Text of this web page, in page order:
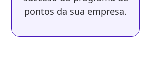
pontos da sua empresa.